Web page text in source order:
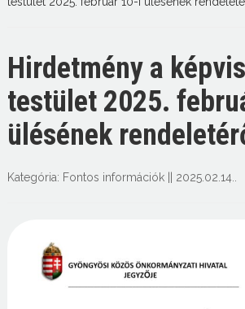
Hirdetmény a
testület 2025.
ülésének
Kategória: Fontos információk|| 2025.02.14.